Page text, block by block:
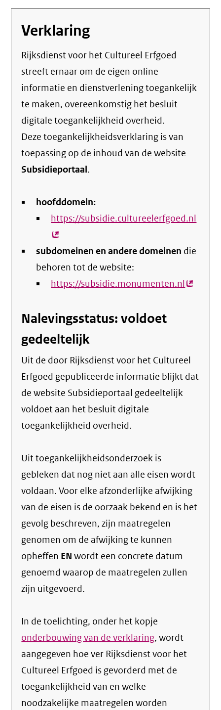
Verklaring
Rijksdienst voor het Cultureel Erfgoed
streeft ernaar om de eigen online
informatie en dienstverlening toegankelijk
te maken, overeenkomstig het besluit
digitale toegankelijkheid overheid.
Deze toegankelijkheidsverklaring is van
toepassing op de inhoud van de website
Subsidieportaal.
hoofddomein:
https://subsidie.cultureelerfgoed.nl
subdomeinen en andere domeinen die
behoren tot de website:
https://subsidie.monumenten.nl(externe
Nalevingsstatus: voldoet
gedeeltelijk
Uit de door Rijksdienst voor het Cultureel
Erfgoed gepubliceerde informatie blijkt dat
de website Subsidieportaal gedeeltelijk
voldoet aan het besluit digitale
toegankelijkheid overheid.
Uit toegankelijkheidsonderzoek is
gebleken dat nog niet aan alle eisen wordt
voldaan. Voor elke afzonderlijke afwijking
van de eisen is de oorzaak bekend en is het
gevolg beschreven, zijn maatregelen
genomen om de afwijking te kunnen
opheffen EN wordt een concrete datum
genoemd waarop de maatregelen zullen
zijn uitgevoerd.
In de toelichting, onder het kopje
onderbouwing van de verklaring, wordt
aangegeven hoe ver Rijksdienst voor het
Cultureel Erfgoed is gevorderd met de
toegankelijkheid van en welke
noodzakelijke maatregelen worden